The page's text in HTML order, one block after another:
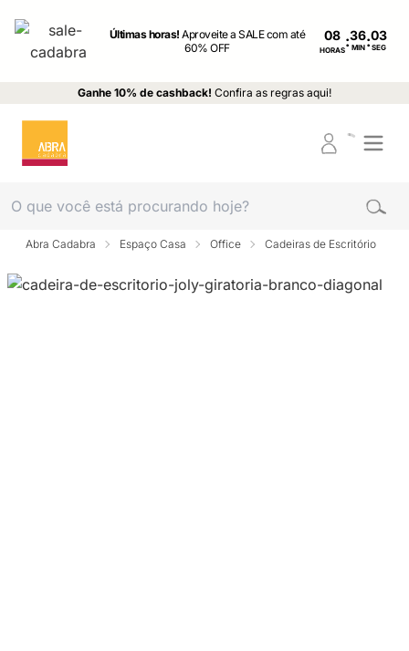
Últimas horas!Aproveite a SALE com até
60% OFF
08
HORAS: MIN : SEG
Ganhe 10% de cashback! Confira as regras aqui!
Abra Cadabra Espaço Casa Office Cadeiras de Escritório